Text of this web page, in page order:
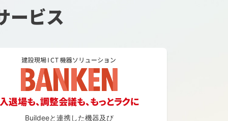
ービス
入退場も、調整会議も、もっとラクに
Buildeeと連携した機器及び